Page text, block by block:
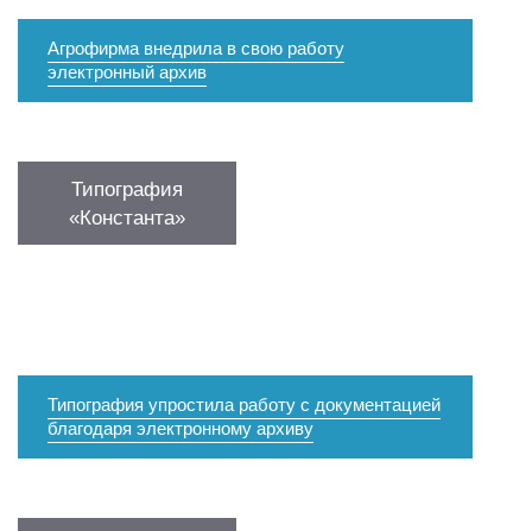
Агрофирма внедрила в свою работу
электронный архив
Типография
«Константа»
Типография упростила работу с документацией
благодаря электронному архиву